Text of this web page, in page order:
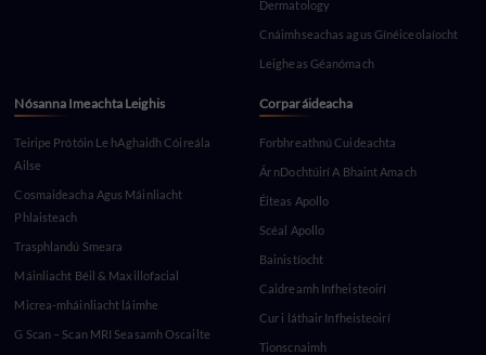
Dermatology
Cnáimhseachas agus Gínéiceolaíocht
Leigheas Géanómach
Nósanna Imeachta Leighis
Teiripe Prótóin Le hAghaidh Cóireála
Ailse
Cosmaideacha Agus Máinliacht
Phlaisteach
Trasphlandú Smeara
Máinliacht Béil & Maxillofacial
Micrea-mháinliacht láimhe
G Scan – Scan MRI Seasamh Oscailte
Corparáideacha
Forbhreathnú Cuideachta
Ár nDochtúirí A Bhaint Amach
Éiteas Apollo
Scéal Apollo
Bainistíocht
Caidreamh Infheisteoirí
Cur i láthair Infheisteoirí
Tionscnaimh